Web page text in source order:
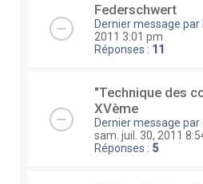
Federschwert
Dernier message par
2011 3:01 pm
Réponses : 11
"Technique des
XVème
Dernier message par
sam. juil. 30, 2011
Réponses : 5